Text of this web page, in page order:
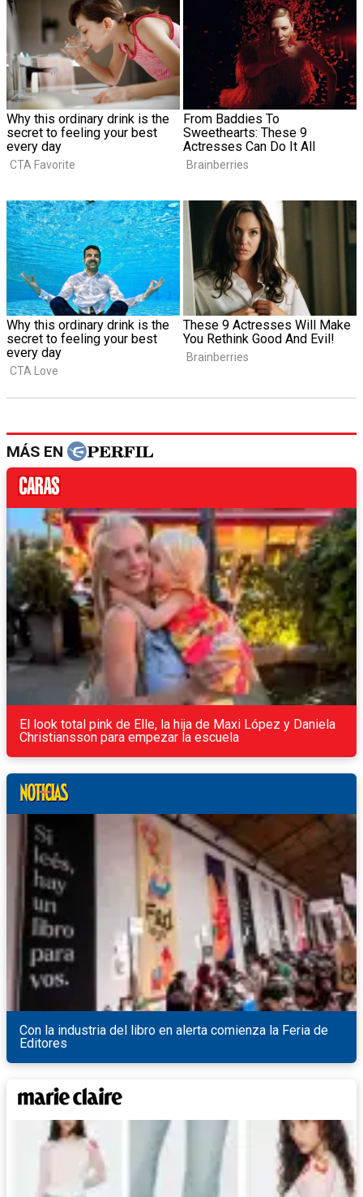
MÁS EN
El look total pink de Elle, la hija de Maxi López y Daniela
Christiansson para empezar la escuela
Con la industria del libro en alerta comienza la Feria de
Editores